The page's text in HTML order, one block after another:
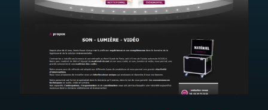
Recrutement